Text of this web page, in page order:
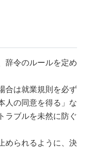
辞令のルールを定め
合は就業規則を必ず
人の同意を得る」な
ラブルを未然に防ぐ
められるように、決